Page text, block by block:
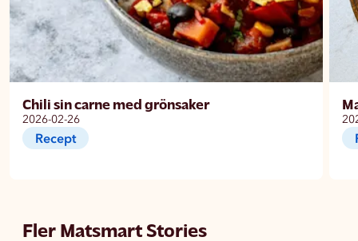
Chili sin carne med grönsaker
2026-02-26
Recept
Fler Matsmart Stories